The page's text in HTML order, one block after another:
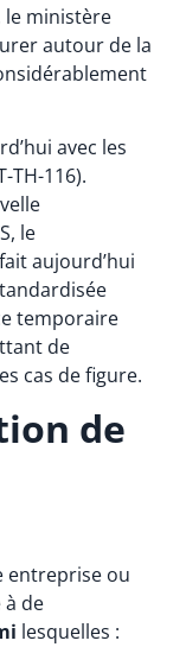
le ministère
autour de la
avec les
TH-116).
le
aujourd’hui
temporaire
de
cas de figure.
de
entreprise ou
de
lesquelles :